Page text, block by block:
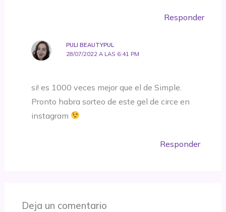
Responder
PULI BEAUTYPUL
28/07/2022 A LAS 6:41 PM
si! es 1000 veces mejor que el de Simple.
Pronto habra sorteo de este gel de circe en
instagram
Responder
Deja un comentario